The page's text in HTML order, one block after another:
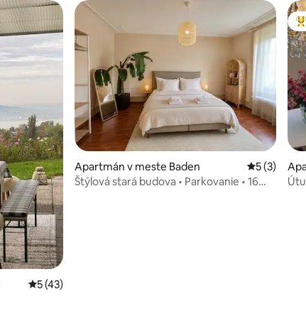
Priemerné ohodnotenie 5 z 5, počet hodnotení: 43
5 (43)
Apartmán v meste Baden Priemerné
5 (3)
Štýlová stará budova • Parkovanie • 16